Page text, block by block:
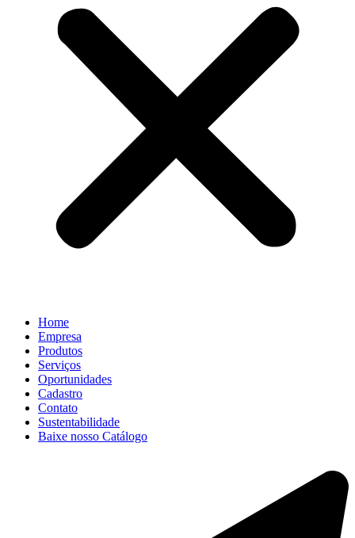
Home
Empresa
Produtos
Serviços
Oportunidades
Cadastro
Contato
Sustentabilidade
Baixe nosso Catálogo